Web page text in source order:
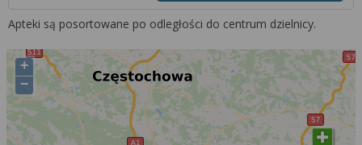
Apteki są posortowane po odległości do centrum dzielnicy.
+
−